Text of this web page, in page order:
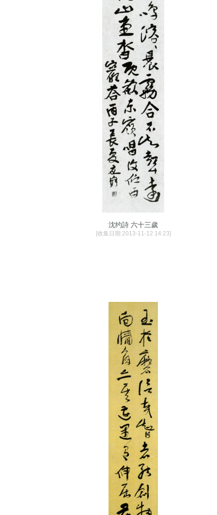
沈约詩 六十三歲
[收集日期:2013-11-12 14:23]